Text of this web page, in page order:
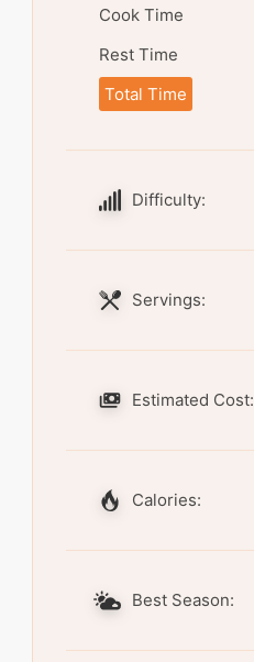
Cook Time
Rest Time
Total Time
Difficulty:
Servings:
Estimated Cost:
Calories:
Best Season: